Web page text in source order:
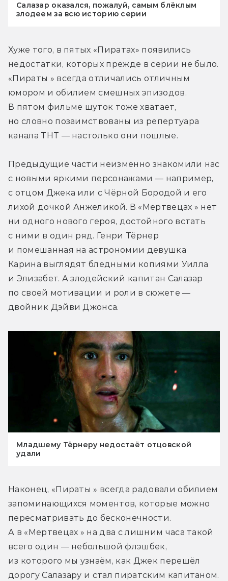
Салазар оказался, пожалуй, самым блёклым
злодеем за всю историю серии
Хуже того, в пятых «Пиратах» появились
недостатки, которых прежде в серии не было.
«Пираты » всегда отличались отличным
юмором и обилием смешных эпизодов.
В пятом фильме шуток тоже хватает,
но словно позаимствованы из репертуара
канала ТНТ — настолько они пошлые.
Предыдущие части неизменно знакомили нас
с новыми яркими персонажами — например,
с отцом Джека или с Чёрной Бородой и его
лихой дочкой Анжеликой. В «Мертвецах » нет
ни одного нового героя, достойного встать
с ними в один ряд. Генри Тёрнер
и помешанная на астрономии девушка
Карина выглядят бледными копиями Уилла
и Элизабет. А злодейский капитан Салазар
по своей мотивации и роли в сюжете —
двойник Дэйви Джонса.
Младшему Тёрнеру недостаёт отцовской
удали
Наконец, «Пираты » всегда радовали обилием
запоминающихся моментов, которые можно
пересматривать до бесконечности.
А в «Мертвецах » на два с лишним часа такой
всего один — небольшой флэшбек,
из которого мы узнаём, как Джек перешёл
дорогу Салазару и стал пиратским капитаном.